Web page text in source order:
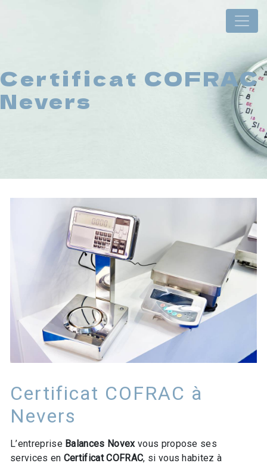
Certificat COFRAC
Nevers
Certificat COFRAC à
Nevers
L’entreprise Balances Novexvous propose ses
services en Certificat COFRAC, si vous habitez à